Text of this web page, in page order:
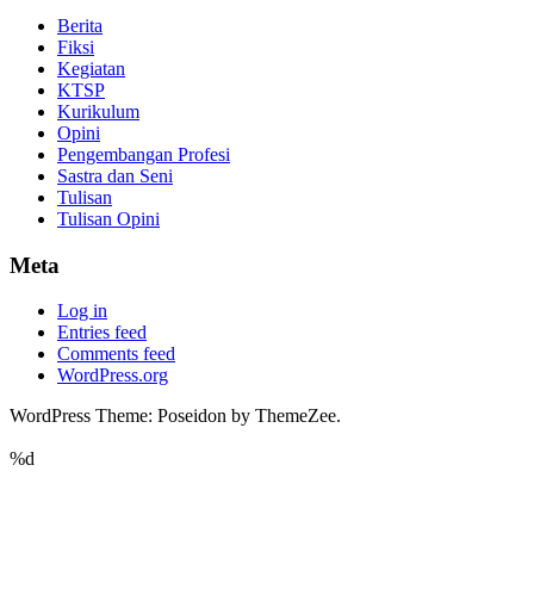
Berita
Fiksi
Kegiatan
KTSP
Kurikulum
Opini
Pengembangan Profesi
Sastra dan Seni
Tulisan
Tulisan Opini
Meta
Log in
Entries feed
Comments feed
WordPress.org
WordPress Theme: Poseidon by ThemeZee.
%d